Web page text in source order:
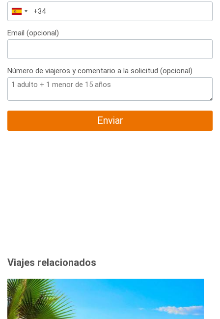
España
+34
Email (opcional)
Número de viajeros y comentario a la solicitud (opcional)
Enviar
Viajes relacionados